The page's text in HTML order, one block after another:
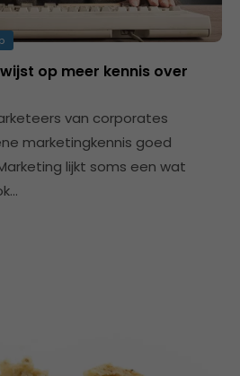
op meer kennis over
van corporates
marketingkennis goed
lijkt soms een wat